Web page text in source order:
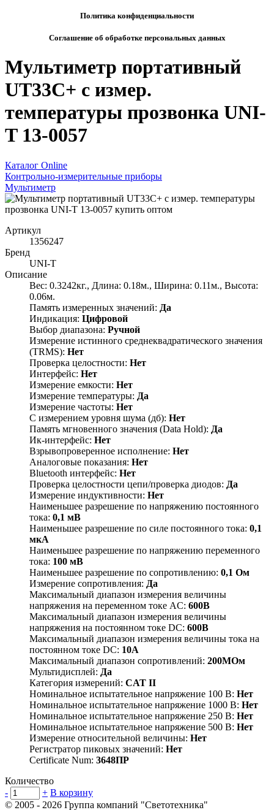
Политика конфиденциальности
Соглашение об обработке персональных данных
Мультиметр портативный
UT33C+ с измер.
температуры прозвонка UNI-
T 13-0057
Каталог Online
Контрольно-измерительные приборы
Мультиметр
Артикул
1356247
Бренд
UNI-T
Описание
Вес: 0.3242кг., Длина: 0.18м., Ширина: 0.11м., Высота:
0.06м.
Память измеренных значений: Да
Индикация: Цифровой
Выбор диапазона: Ручной
Измерение истинного среднеквадратического значения
(ТRMS): Нет
Проверка целостности: Нет
Интерфейс: Нет
Измерение емкости: Нет
Измерение температуры: Да
Измерение частоты: Нет
С измерением уровня шума (дб): Нет
Память мгновенного значения (Data Hold): Да
Ик-интерфейс: Нет
Взрывопроверенное исполнение: Нет
Аналоговые показания: Нет
Bluetooth интерфейс: Нет
Проверка целостности цепи/проверка диодов: Да
Измерение индуктивности: Нет
Наименьшее разрешение по напряжению постоянного
тока: 0,1 мВ
Наименьшее разрешение по силе постоянного тока: 0,1
мкА
Наименьшее разрешение по напряжению переменного
тока: 100 мВ
Наименьшее разрешение по сопротивлению: 0,1 Ом
Измерение сопротивления: Да
Максимальный диапазон измерения величины
напряжения на переменном токе АC: 600В
Максимальный диапазон измерения величины
напряжения на постоянном токе DC: 600В
Максимальный диапазон измерения величины тока на
постоянном токе DC: 10А
Максимальный диапазон сопротивлений: 200МОм
Мультидисплей: Да
Категория измерений: CAT II
Номинальное испытательное напряжение 100 В: Нет
Номинальное испытательное напряжение 1000 В: Нет
Номинальное испытательное напряжение 250 В: Нет
Номинальное испытательное напряжение 500 В: Нет
Измерение относительной величины: Нет
Регистратор пиковых значений: Нет
Certificate Num: 3648ПР
Количество
-
+ В корзину
© 2005 - 2026 Группа компаний "Светотехника"